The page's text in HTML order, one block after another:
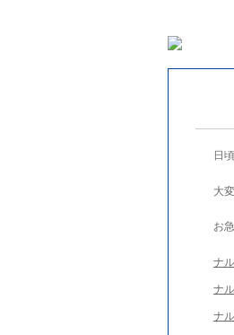
日
大
お
ナ
ナ
ナ